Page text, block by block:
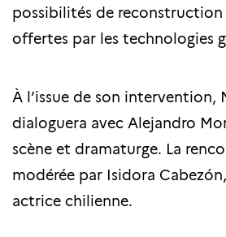
possibilités de
offertes par les technologies
À l’issue de son intervention,
dialoguera avec Alejandro
scène et dramaturge. La
modérée par Isidora
actrice chilienne.